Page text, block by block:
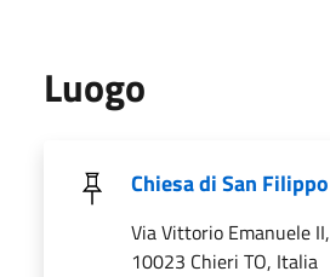
Luogo
Chiesa di San Filippo
Via Vittorio Emanuele II,
10023 Chieri TO, Italia